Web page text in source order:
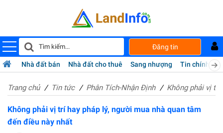
Đăng tin
Nhà đất bán Nhà đất cho thuê Sang nhượng Tin chính chủ
Trang chủ Tin tức Phân Tích-Nhận Định Không phải vị trí
Không phải vị trí hay pháp lý, người mua nhà quan tâm
đến điều này nhất